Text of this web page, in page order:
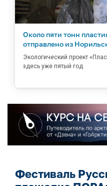
Около пяти тонн
отправлено из
Экологический проект
здесь уже пятый год
Фестиваль